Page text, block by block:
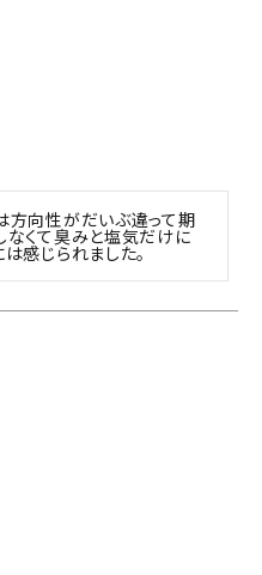
方向性がだいぶ違って期
なくて臭みと塩気だけに
感じられました。